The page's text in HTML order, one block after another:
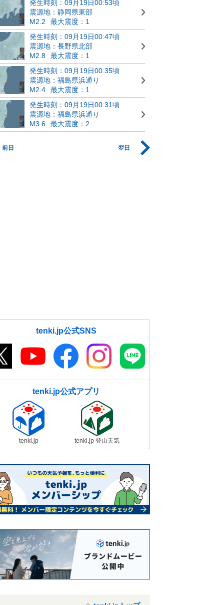
発生時刻：09月19日00:53頃
震源地：静岡県東部
M2.2
最大震度：1
発生時刻：09月19日00:47頃
震源地：長野県北部
M2.8
最大震度：1
発生時刻：09月19日00:35頃
震源地：福島県浜通り
M2.4
最大震度：1
発生時刻：09月19日00:31頃
震源地：福島県浜通り
M3.6
最大震度：2
前日 翌日
tenki.jp公式SNS
tenki.jp公式アプリ
tenki.jp tenki.jp 登山天気